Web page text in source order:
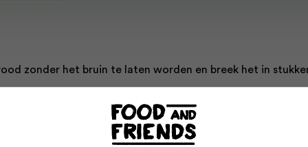
zonder het bruin te laten worden en breek het in
paprika in de blender of met de staafmixer tot een pasta.
toe en pureer tot een glad geheel. Voeg indien nodig
om te verdunnen.